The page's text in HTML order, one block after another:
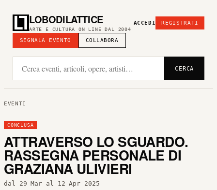
LOBODILATTICE
ARTE E CULTURA ON LINE DAL 2004
SEGNALA EVENTO COLLABORA
ACCEDI REGISTRATI
CERCA
EVENTI
CONCLUSA
ATTRAVERSO LO SGUARDO.
RASSEGNA PERSONALE DI
GRAZIANA ULIVIERI
dal 29 Mar al 12 Apr 2025